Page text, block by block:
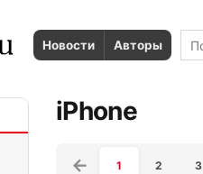
Новости Авторы
iPhone
1 2 3